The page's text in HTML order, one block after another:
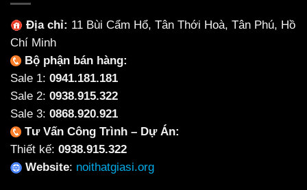
Địa chỉ: 11 Bùi Cẩm Hổ, Tân Thới Hoà, Tân Phú, Hồ
Chí Minh
Bộ phận bán hàng:
Sale 1: 0941.181.181
Sale 2: 0938.915.322
Sale 3: 0868.920.921
Tư Vấn Công Trình – Dự Án:
Thiết kế: 0938.915.322
Website: noithatgiasi.org